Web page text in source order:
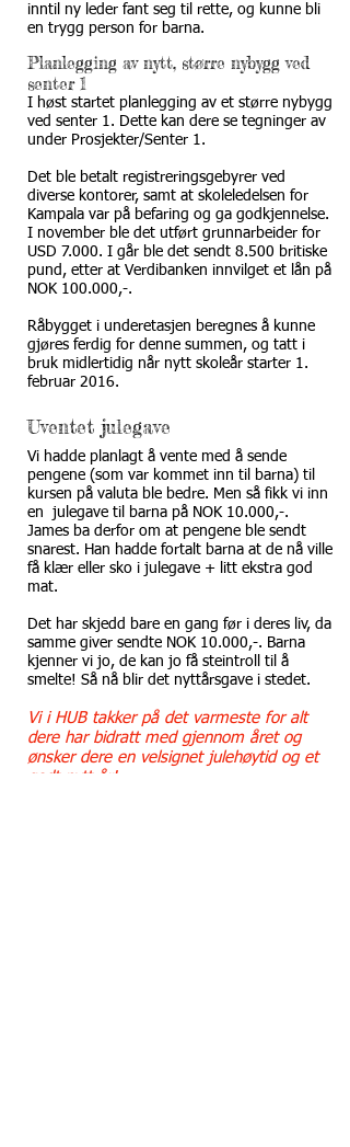
inntil ny leder fant seg til rette, og kunne bli
en trygg person for barna.
I høst startet planlegging av et større nybygg
ved senter 1. Dette kan dere se tegninger av
under Prosjekter/Senter 1.
Det ble betalt registreringsgebyrer ved
diverse kontorer, samt at skoleledelsen for
Kampala var på befaring og ga godkjennelse.
I november ble det utført grunnarbeider for
USD 7.000. I går ble det sendt 8.500 britiske
pund, etter at Verdibanken innvilget et lån på
NOK 100.000,-.
Råbygget i underetasjen beregnes å kunne
gjøres ferdig for denne summen, og tatt i
bruk midlertidig når nytt skoleår starter 1.
februar 2016.
Vi hadde planlagt å vente med å sende
pengene (som var kommet inn til barna) til
kursen på valuta ble bedre. Men så fikk vi inn
en julegave til barna på NOK 10.000,-.
James ba derfor om at pengene ble sendt
snarest. Han hadde fortalt barna at de nå ville
få klær eller sko i julegave + litt ekstra god
mat.
Det har skjedd bare en gang før i deres liv, da
samme giver sendte NOK 10.000,-. Barna
kjenner vi jo, de kan jo få steintroll til å
smelte! Så nå blir det nyttårsgave i stedet.
Vi i HUB takker på det varmeste for alt
dere har bidratt med gjennom året og
ønsker dere en velsignet julehøytid og et
godt nytt år!
Uventet julegave
Planlegging av nytt, større nybygg ved
senter 1